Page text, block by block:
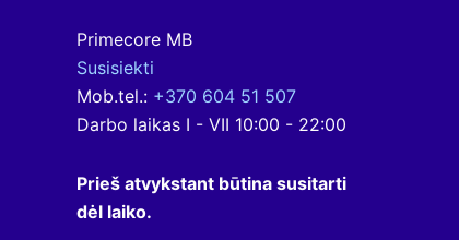
Primecore MB
Susisiekti
Mob.tel.: +370 604 51 507
Darbo laikas I - VII 10:00 - 22:00
Prieš atvykstant būtina susitarti
dėl laiko.